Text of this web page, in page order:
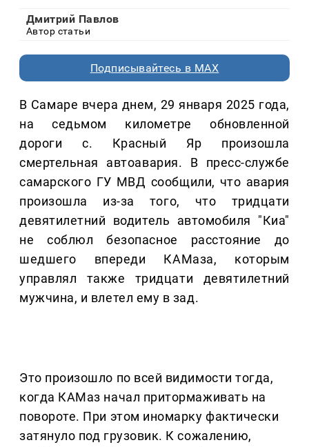
Дмитрий Павлов
Автор статьи
Подписывайтесь в MAX
В Самаре вчера днем, 29 января 2025 года,
на седьмом километре обновленной
дороги с. Красный Яр произошла
смертельная автоавария. В пресс-службе
самарского ГУ МВД сообщили, что авария
произошла из-за того, что тридцати
девятилетний водитель автомобиля "Киа"
не соблюл безопасное расстояние до
шедшего впереди КАМаза, которым
управлял также тридцати девятилетний
мужчина, и влетел ему в зад.
Это произошло по всей видимости тогда,
когда КАМаз начал притормаживать на
повороте. При этом иномарку фактически
затянуло под грузовик. К сожалению,